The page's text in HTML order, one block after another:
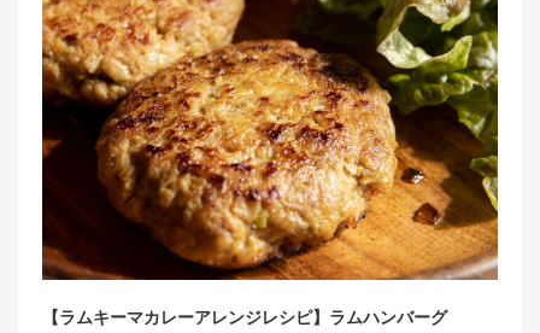
【ラムキーマカレーアレンジレシピ】ラムハンバーグ